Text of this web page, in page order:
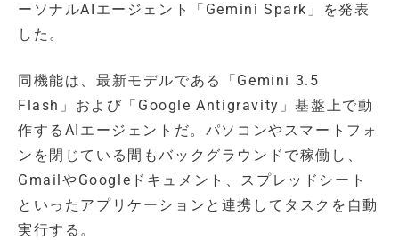
ーソナルAIエージェント「Gemini Spark」を発表
した。
同機能は、最新モデルである「Gemini 3.5
Flash」および「Google Antigravity」基盤上で動
作するAIエージェントだ。パソコンやスマートフォ
ンを閉じている間もバックグラウンドで稼働し、
GmailやGoogleドキュメント、スプレッドシート
といったアプリケーションと連携してタスクを自動
実行する。